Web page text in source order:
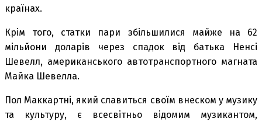
країнах.
Крім того, статки пари збільшилися майже на 62
мільйони доларів через спадок від батька Ненсі
Шевелл, американського автотранспортного магната
Майка Шевелла.
Пол Маккартні, який славиться своїм внеском у музику
та культуру, є всесвітньо відомим музикантом,